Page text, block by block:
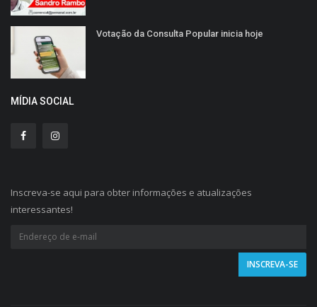
Votação da Consulta Popular inicia hoje
MÍDIA SOCIAL
Inscreva-se aqui para obter informações e atualizações
interessantes!